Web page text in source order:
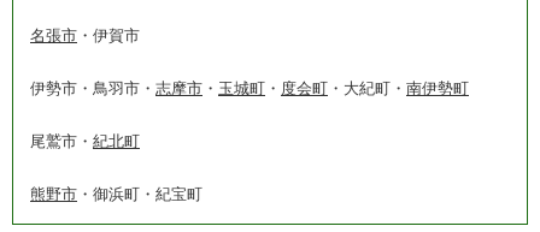
名張市 ・伊賀市
伊勢市・鳥羽市・ 志摩市 ・ 玉城町 ・ 度会町 ・大紀町・ 南伊勢町
尾鷲市・ 紀北町
熊野市 ・御浜町・紀宝町